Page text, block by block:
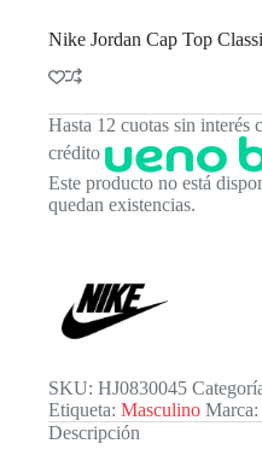
Nike Jordan Cap Top
Hasta 12 cuotas sin interés
crédito
Este producto no está
quedan existencias.
SKU: HJ0830045
Etiqueta: Masculino Marca:
Descripción